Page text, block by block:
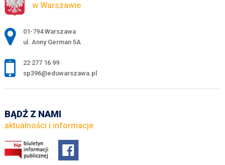
w Warszawie
Adres pocztowy:
01-794 Warszawa
ul. Anny German 5A
22 277 16 99
sp396@eduwarszawa.pl
BĄDŹ Z NAMI
aktualności i informacje